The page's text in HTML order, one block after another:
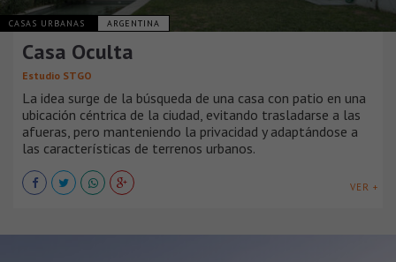
CASAS URBANAS ARGENTINA
Casa Oculta
Estudio STGO
La idea surge de la búsqueda de una casa con patio en una
ubicación céntrica de la ciudad, evitando trasladarse a las
afueras, pero manteniendo la privacidad y adaptándose a
las características de terrenos urbanos.
VER +